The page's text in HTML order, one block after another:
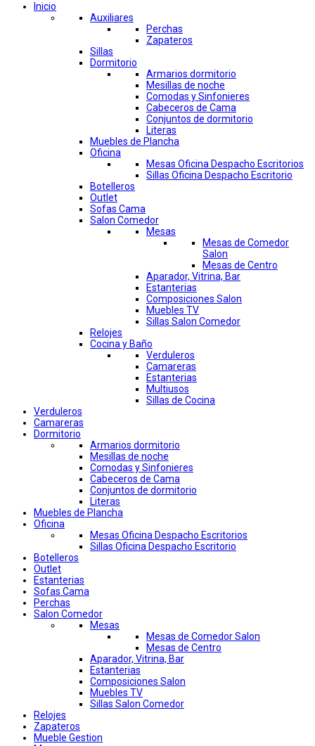
Inicio
Auxiliares
Perchas
Zapateros
Sillas
Dormitorio
Armarios dormitorio
Mesillas de noche
Comodas y Sinfonieres
Cabeceros de Cama
Conjuntos de dormitorio
Literas
Muebles de Plancha
Oficina
Mesas Oficina Despacho Escritorios
Sillas Oficina Despacho Escritorio
Botelleros
Outlet
Sofas Cama
Salon Comedor
Mesas
Mesas de Comedor
Salon
Mesas de Centro
Aparador, Vitrina, Bar
Estanterias
Composiciones Salon
Muebles TV
Sillas Salon Comedor
Relojes
Cocina y Baño
Verduleros
Camareras
Estanterias
Multiusos
Sillas de Cocina
Verduleros
Camareras
Dormitorio
Armarios dormitorio
Mesillas de noche
Comodas y Sinfonieres
Cabeceros de Cama
Conjuntos de dormitorio
Literas
Muebles de Plancha
Oficina
Mesas Oficina Despacho Escritorios
Sillas Oficina Despacho Escritorio
Botelleros
Outlet
Estanterias
Sofas Cama
Perchas
Salon Comedor
Mesas
Mesas de Comedor Salon
Mesas de Centro
Aparador, Vitrina, Bar
Estanterias
Composiciones Salon
Muebles TV
Sillas Salon Comedor
Relojes
Zapateros
Mueble Gestion